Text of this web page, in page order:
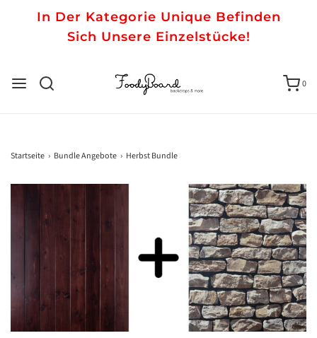
In Der Kategorie Unique Befinden
Sich Unsere Einzelstücke!
0
Startseite › Bundle Angebote › Herbst Bundle